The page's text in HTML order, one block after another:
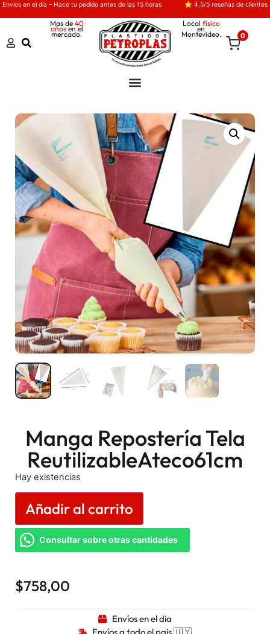
Envíos en el día – Hace tu pedido antes de las 15 horas ⭐ 4.5/5 reseñas de clientes
Mas de 40
añosen el
mercado.
Local físico
en
Montevideo. 0
Manga Repostería Tela
ReutilizableAteco61cm
Hay existencias
Añadir al carrito
Consultar sobre otras cantidades
$758,00
Envíos en el dia